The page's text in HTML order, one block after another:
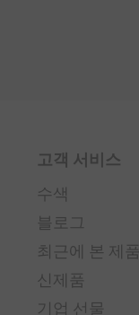
고객 서비스
수색
블로그
최근에 본 제품
신제품
기업 선물